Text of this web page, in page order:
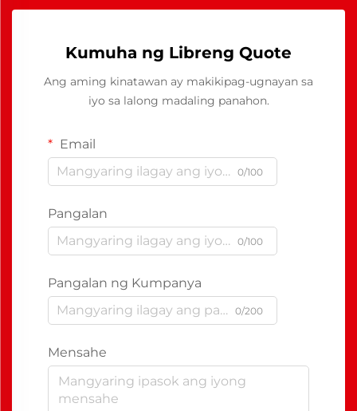
Kumuha ng Libreng Quote
Ang aming kinatawan ay makikipag-ugnayan sa
iyo sa lalong madaling panahon.
Email
0/100
Pangalan
0/100
Pangalan ng Kumpanya
0/200
Mensahe